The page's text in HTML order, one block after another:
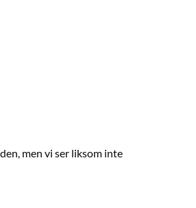
men vi ser liksom inte